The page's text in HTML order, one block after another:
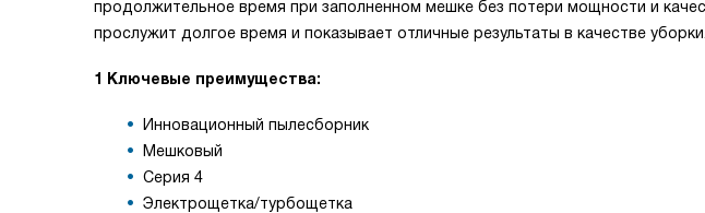
продолжительное время при заполненном мешке без потери мощности и
прослужит долгое время и показывает отличные результаты в качестве уборки.
1 Ключевые преимущества:
Инновационный пылесборник
Мешковый
Серия 4
Электрощетка/турбощетка